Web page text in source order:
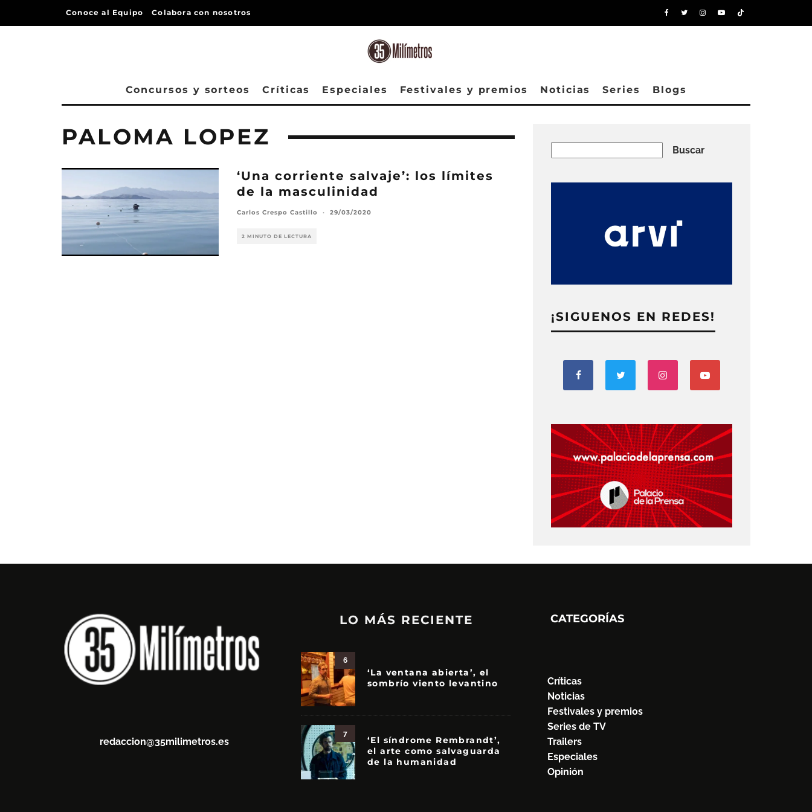
Conoce al Equipo Colabora con nosotros
Concursos y sorteos Críticas Especiales Festivales y premios Noticias Series Blogs
PALOMA LOPEZ
‘Una corriente salvaje’: los límites
de la masculinidad
Carlos Crespo Castillo · 29/03/2020
2 MINUTO DE LECTURA
Buscar
¡SIGUENOS EN REDES!
redaccion@35milimetros.es
LO MÁS RECIENTE
6
‘La ventana abierta’, el
sombrío viento levantino
7
‘El síndrome Rembrandt’,
el arte como salvaguarda
de la humanidad
CATEGORÍAS
Críticas
Noticias
Festivales y premios
Series de TV
Trailers
Especiales
Opinión